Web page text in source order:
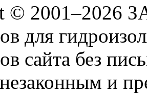
© 2001–2026
для
сайта без
незаконным и